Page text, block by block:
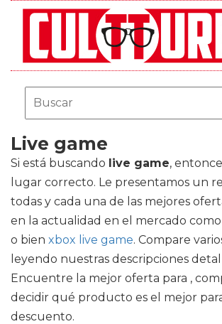
Live game
Si está buscando live game,
lugar correcto. Le presentamos un
todas y cada una de las mejores
en la actualidad en el mercado como
o bien xbox live game. Compare
leyendo nuestras descripciones
Encuentre la mejor oferta para ,
decidir qué producto es el mejor
descuento.